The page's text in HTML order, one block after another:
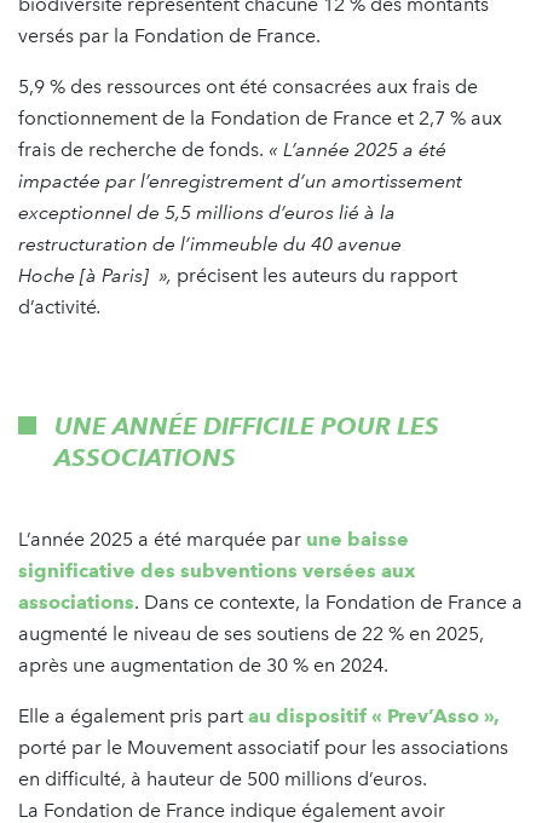
versés par la Fondation de France.
5,9 % des ressources ont été consacrées aux frais de
fonctionnement de la Fondation de France et 2,7 % aux
frais de recherche de fonds. « L’année 2025 a été
impactée par l’enregistrement d’un amortissement
exceptionnel de 5,5 millions d’euros lié à la
restructuration de l’immeuble du 40 avenue
Hoche [à Paris] », précisent les auteurs du rapport
d’activité.
UNE ANNÉE DIFFICILE POUR LES
ASSOCIATIONS
L’année 2025 a été marquée par une baisse
significative des subventions versées aux
associations. Dans ce contexte, la Fondation de France a
augmenté le niveau de ses soutiens de 22 % en 2025,
après une augmentation de 30 % en 2024.
Elle a également pris part au dispositif « Prev’Asso »,
porté par le Mouvement associatif pour les associations
en difficulté, à hauteur de 500 millions d’euros.
La Fondation de France indique également avoir